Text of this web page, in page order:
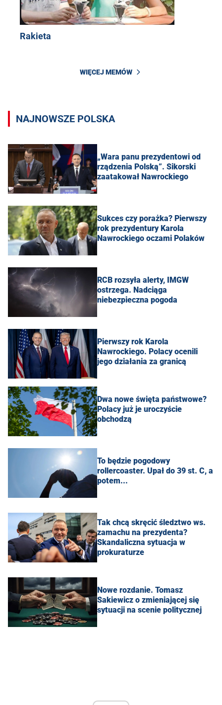
Rakieta
WIĘCEJ MEMÓW
NAJNOWSZE POLSKA
„Wara panu prezydentowi od
rządzenia Polską”. Sikorski
zaatakował Nawrockiego
Sukces czy porażka? Pierwszy
rok prezydentury Karola
Nawrockiego oczami Polaków
RCB rozsyła alerty, IMGW
ostrzega. Nadciąga
niebezpieczna pogoda
Pierwszy rok Karola
Nawrockiego. Polacy ocenili
jego działania za granicą
Dwa nowe święta państwowe?
Polacy już je uroczyście
obchodzą
To będzie pogodowy
rollercoaster. Upał do 39 st. C, a
potem...
Tak chcą skręcić śledztwo ws.
zamachu na prezydenta?
Skandaliczna sytuacja w
prokuraturze
Nowe rozdanie. Tomasz
Sakiewicz o zmieniającej się
sytuacji na scenie politycznej